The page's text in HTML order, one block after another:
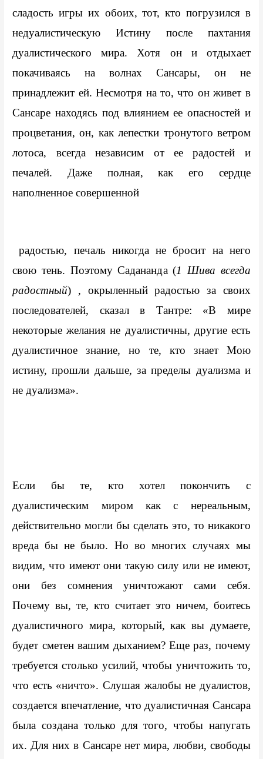
сладость игры их обоих, тот, кто погрузился в
недуалистическую Истину после пахтания
дуалистического мира. Хотя он и отдыхает
покачиваясь на волнах Сансары, он не
принадлежит ей. Несмотря на то, что он живет в
Сансаре находясь под влиянием ее опасностей и
процветания, он, как лепестки тронутого ветром
лотоса, всегда независим от ее радостей и
печалей. Даже полная, как его сердце
наполненное совершенной
радостью, печаль никогда не бросит на него
свою тень. Поэтому Садананда (1 Шива всегда
радостный) , окрыленный радостью за своих
последователей, сказал в Тантре: «В мире
некоторые желания не дуалистичны, другие есть
дуалистичное знание, но те, кто знает Мою
истину, прошли дальше, за пределы дуализма и
не дуализма».
Если бы те, кто хотел покончить с
дуалистическим миром как с нереальным,
действительно могли бы сделать это, то никакого
вреда бы не было. Но во многих случаях мы
видим, что имеют они такую силу или не имеют,
они без сомнения уничтожают сами себя.
Почему вы, те, кто считает это ничем, боитесь
дуалистичного мира, который, как вы думаете,
будет сметен вашим дыханием? Еще раз, почему
требуется столько усилий, чтобы уничтожить то,
что есть «ничто». Слушая жалобы не дуалистов,
создается впечатление, что дуалистичная Сансара
была создана только для того, чтобы напугать
их. Для них в Сансаре нет мира, любви, свободы